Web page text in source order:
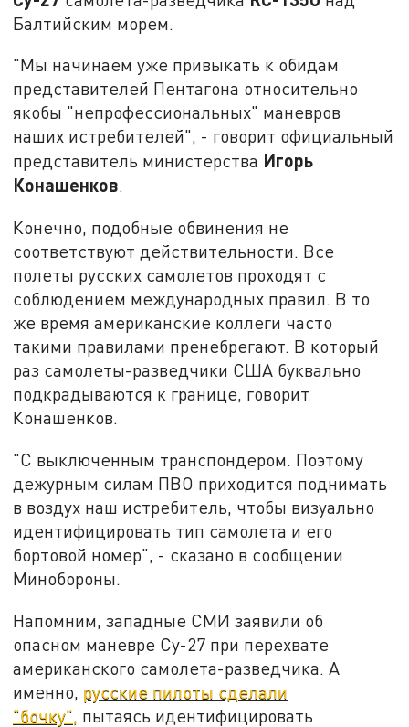
Балтийским морем.
"Мы начинаем уже привыкать к обидам
представителей Пентагона относительно
якобы "непрофессиональных" маневров
наших истребителей", - говорит официальный
представитель министерства Игорь
Конашенков.
Конечно, подобные обвинения не
соответствуют действительности. Все
полеты русских самолетов проходят с
соблюдением международных правил. В то
же время американские коллеги часто
такими правилами пренебрегают. В который
раз самолеты-разведчики США буквально
подкрадываются к границе, говорит
Конашенков.
"С выключенным транспондером. Поэтому
дежурным силам ПВО приходится поднимать
в воздух наш истребитель, чтобы визуально
идентифицировать тип самолета и его
бортовой номер", - сказано в сообщении
Минобороны.
Напомним, западные СМИ заявили об
опасном маневре Су-27 при перехвате
американского самолета-разведчика. А
именно, русские пилоты сделали
"бочку", пытаясь идентифицировать